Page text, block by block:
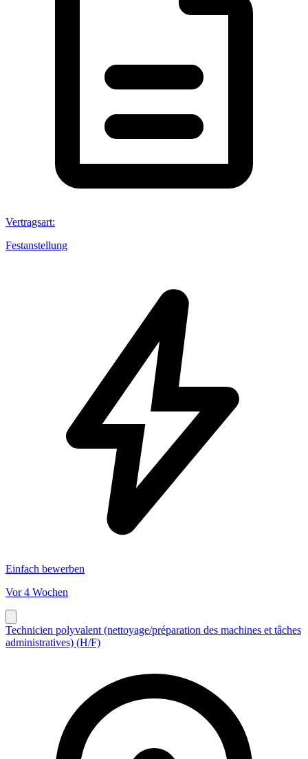
Vertragsart:
Festanstellung
Einfach bewerben
Vor 4 Wochen
Technicien polyvalent (nettoyage/préparation des machines et tâches
administratives) (H/F)